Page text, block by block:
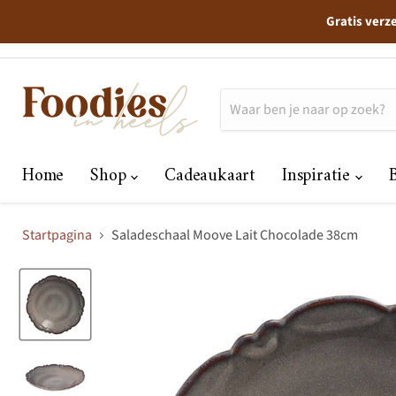
Gratis
Home Shop Cadeaukaart Inspiratie
Startpagina Saladeschaal Moove Lait Chocolade 38cm